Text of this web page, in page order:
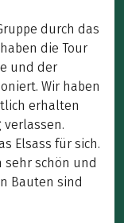
durch das
die Tour
und der
Wir haben
erhalten
Elsass für sich.
sehr schön und
Bauten sind